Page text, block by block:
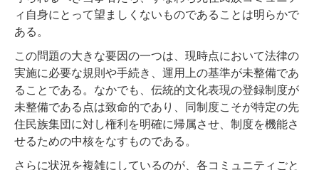
ィ自身にとって望ましくないものであることは明らかで
ある。
この問題の大きな要因の一つは、現時点において法律の
実施に必要な規則や手続き、運用上の基準が未整備であ
ることである。なかでも、伝統的文化表現の登録制度が
未整備である点は致命的であり、同制度こそが特定の先
住民族集団に対し権利を明確に帰属させ、制度を機能さ
せるための中核をなすものである。
さらに状況を複雑にしているのが、各コミュニティごと